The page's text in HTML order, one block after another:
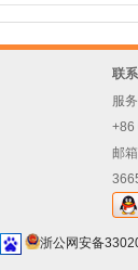
联
服
+86
邮箱
浙公网安备